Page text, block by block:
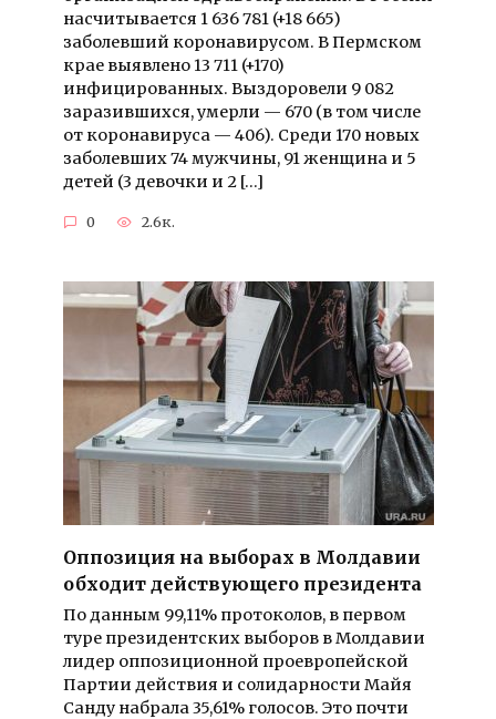
насчитывается 1 636 781 (+18 665)
заболевший коронавирусом. В Пермском
крае выявлено 13 711 (+170)
инфицированных. Выздоровели 9 082
заразившихся, умерли — 670 (в том числе
от коронавируса — 406). Среди 170 новых
заболевших 74 мужчины, 91 женщина и 5
детей (3 девочки и 2 […]
0 2.6к.
Оппозиция на выборах в Молдавии
обходит действующего президента
По данным 99,11% протоколов, в первом
туре президентских выборов в Молдавии
лидер оппозиционной проевропейской
Партии действия и солидарности Майя
Санду набрала 35,61% голосов. Это почти